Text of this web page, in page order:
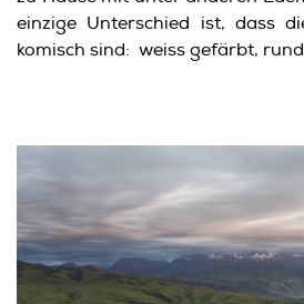
einzige Unterschied ist, dass
komisch sind: weiss gefärbt,